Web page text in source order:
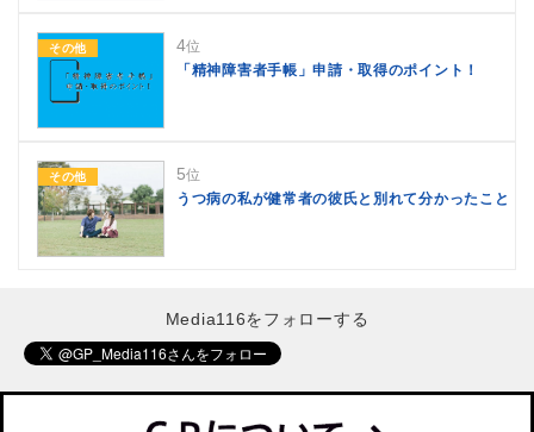
その他 4位
「精神障害者手帳」申請・取得のポイント！
その他 5位
うつ病の私が健常者の彼氏と別れて分かったこと
Media116をフォローする